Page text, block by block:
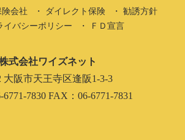
会社 ダイレクト保険
勧誘方針
イバシーポリシー
ＦＤ宣言
式会社ワイズネット
大阪市天王寺区逢阪1-3-3
7830 FAX：06-6771-7831